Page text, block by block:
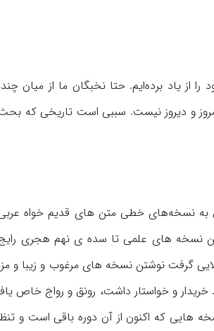
از یاد برده‌ایم. حتا نخبگان ما از میان
و دیروز نیست. سببی است تاریخی كه
به نسخه‌های خطی متن های قدیم خواه
نسخه های علمی تا سده ی نهم هجری
گرفت نوشتن نسخه های مرغوب و زیبا و
خریدار و خواستار داشت، رونق و رواج خاص
كه اكنون از آن دوره باقی است و